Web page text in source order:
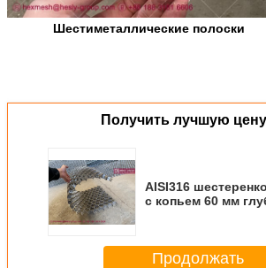
Шестиметаллические полоски
Получить лучшую
AISI316
с копьем 60 мм
Продолжать